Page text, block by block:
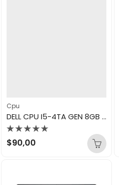
Cpu
DELL CPU I5-4TA GEN 8GB SIN DISCO
Valorado
con
$90,00